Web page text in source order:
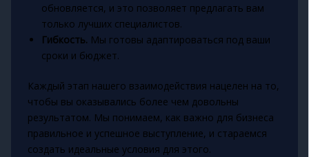
обновляется, и это позволяет предлагать вам
только лучших специалистов.
Гибкость. Мы готовы адаптироваться под ваши
сроки и бюджет.
Каждый этап нашего взаимодействия нацелен на то,
чтобы вы оказывались более чем довольны
результатом. Мы понимаем, как важно для бизнеса
правильное и успешное выступление, и стараемся
создать идеальные условия для этого.